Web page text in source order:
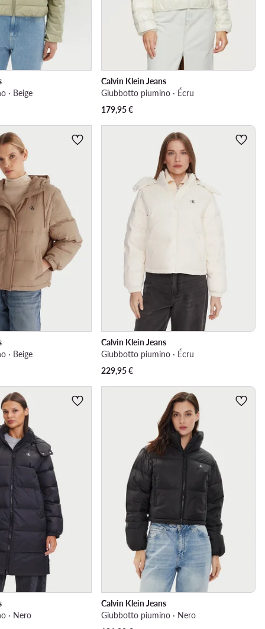
· Beige
Calvin Klein Jeans
Giubbotto piumino · Écru
179,95€
· Beige
Calvin Klein Jeans
Giubbotto piumino · Écru
229,95€
· Nero
Calvin Klein Jeans
Giubbotto piumino · Nero